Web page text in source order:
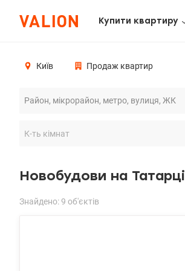
Купити квартиру
Київ Продаж квартир
Новобудови на Татарці
Знайдено: 9 об'єктів